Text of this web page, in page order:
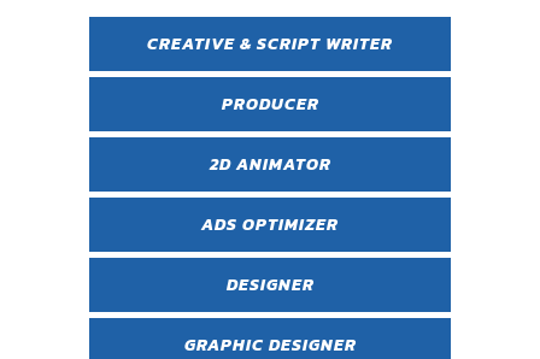
CREATIVE & SCRIPT WRITER
PRODUCER
2D ANIMATOR
ADS OPTIMIZER
DESIGNER
GRAPHIC DESIGNER